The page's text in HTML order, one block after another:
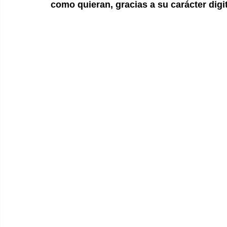
como quieran, gracias a su carácter